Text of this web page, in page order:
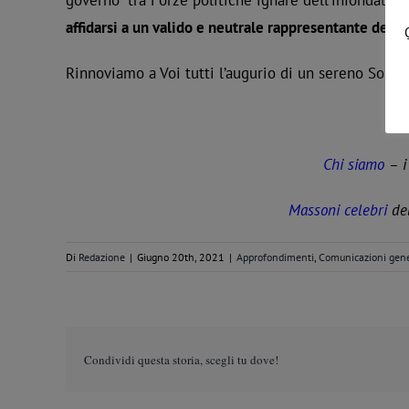
affidarsi a un valido e neutrale rappresentante dello
Rinnoviamo a Voi tutti l’augurio di un sereno
Chi siamo –
Massoni celebri
Di Redazione | Giugno 20th, 2021 | Approfondimenti, Comunicazioni
Condividi questa storia, scegli tu dove!